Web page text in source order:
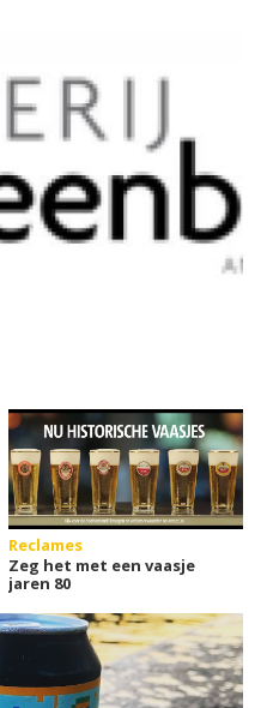
Reclames
Zeg het met een vaasje
jaren 80